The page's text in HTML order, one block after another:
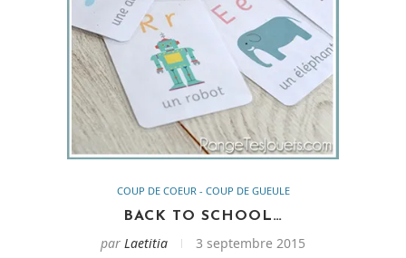
COUP DE COEUR - COUP DE GUEULE
BACK TO SCHOOL…
par Laetitia 3 septembre 2015